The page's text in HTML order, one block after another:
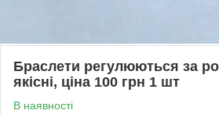
Браслети регулюються за
якісні, ціна 100 грн 1 шт
В наявності